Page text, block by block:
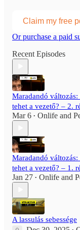
Claim my free
Or purchase a paid
Recent Episodes
Maradandó
tehet a vezető? – 2.
Mar 6 • Onlife and
Maradandó
tehet a vezető? – 1.
Jan 27 • Onlife and
A lassulás sebessége